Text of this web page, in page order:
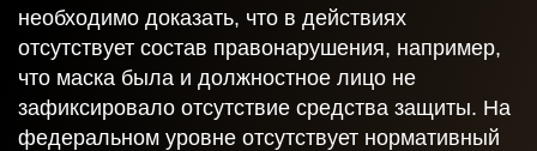
необходимо доказать, что в действиях
отсутствует состав правонарушения, например,
что маска была и должностное лицо не
зафиксировало отсутствие средства защиты. На
федеральном уровне отсутствует нормативный
Даю согласие на обработку персональных данных
Ваша заявка отправлена и в ближайшее время
будет рассмотрена.